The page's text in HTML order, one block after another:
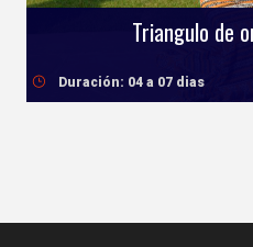
Triangulo de
Duración: 04 a 07 dias